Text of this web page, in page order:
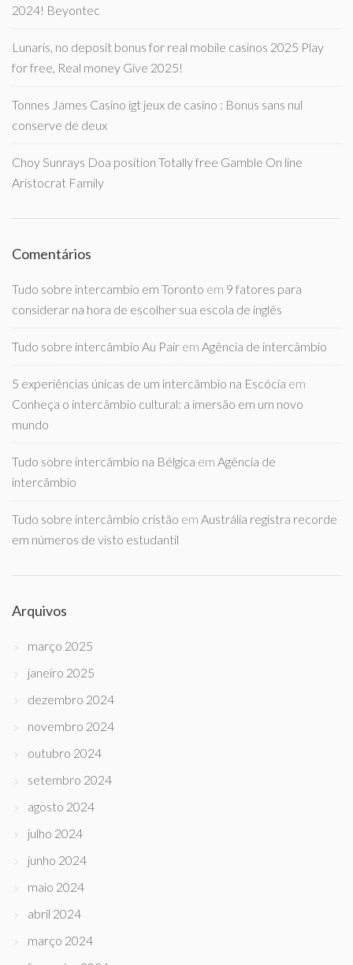
2024! Beyontec
Lunaris, no deposit bonus for real mobile casinos 2025 Play
for free, Real money Give 2025!
Tonnes James Casino igt jeux de casino : Bonus sans nul
conserve de deux
Choy Sunrays Doa position Totally free Gamble On line
Aristocrat Family
Comentários
Tudo sobre intercambio em Toronto em 9 fatores para
considerar na hora de escolher sua escola de inglês
Tudo sobre intercâmbio Au Pair em Agência de intercâmbio
5 experiências únicas de um intercâmbio na Escócia em
Conheça o intercâmbio cultural: a imersão em um novo
mundo
Tudo sobre intercâmbio na Bélgica em Agência de
intercâmbio
Tudo sobre intercâmbio cristão em Austrália registra recorde
em números de visto estudantil
Arquivos
março 2025
janeiro 2025
dezembro 2024
novembro 2024
outubro 2024
setembro 2024
agosto 2024
julho 2024
junho 2024
maio 2024
abril 2024
março 2024